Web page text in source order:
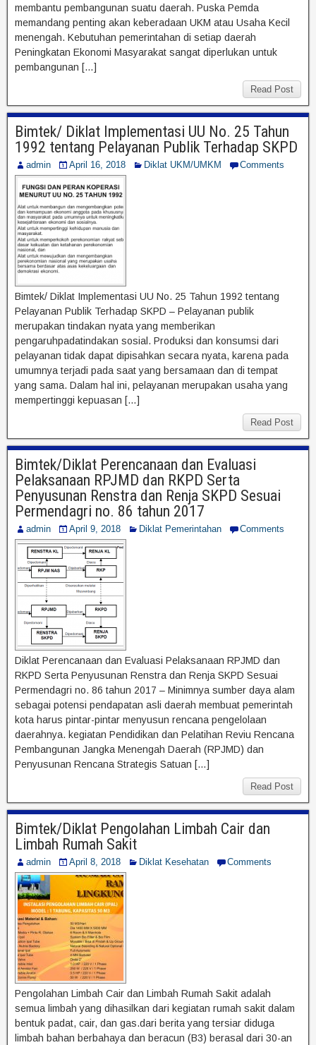
membantu pembangunan suatu daerah. Puska Pemda
memandang penting akan keberadaan UKM atau Usaha Kecil
menengah. Kebutuhan pemerintahan di setiap daerah
Peningkatan Ekonomi Masyarakat sangat diperlukan untuk
pembangunan […]
Read Post
Bimtek/ Diklat Implementasi UU No. 25 Tahun
1992 tentang Pelayanan Publik Terhadap SKPD
admin April 16, 2018 Diklat UKM/UMKM Comments
Bimtek/ Diklat Implementasi UU No. 25 Tahun 1992 tentang
Pelayanan Publik Terhadap SKPD – Pelayanan publik
merupakan tindakan nyata yang memberikan
pengaruhpadatindakan sosial. Produksi dan konsumsi dari
pelayanan tidak dapat dipisahkan secara nyata, karena pada
umumnya terjadi pada saat yang bersamaan dan di tempat
yang sama. Dalam hal ini, pelayanan merupakan usaha yang
mempertinggi kepuasan […]
Read Post
Bimtek/Diklat Perencanaan dan Evaluasi
Pelaksanaan RPJMD dan RKPD Serta
Penyusunan Renstra dan Renja SKPD Sesuai
Permendagri no. 86 tahun 2017
admin April 9, 2018 Diklat Pemerintahan Comments
Diklat Perencanaan dan Evaluasi Pelaksanaan RPJMD dan
RKPD Serta Penyusunan Renstra dan Renja SKPD Sesuai
Permendagri no. 86 tahun 2017 – Minimnya sumber daya alam
sebagai potensi pendapatan asli daerah membuat pemerintah
kota harus pintar-pintar menyusun rencana pengelolaan
daerahnya. kegiatan Pendidikan dan Pelatihan Reviu Rencana
Pembangunan Jangka Menengah Daerah (RPJMD) dan
Penyusunan Rencana Strategis Satuan […]
Read Post
Bimtek/Diklat Pengolahan Limbah Cair dan
Limbah Rumah Sakit
admin April 8, 2018 Diklat Kesehatan Comments
Pengolahan Limbah Cair dan Limbah Rumah Sakit adalah
semua limbah yang dihasilkan dari kegiatan rumah sakit dalam
bentuk padat, cair, dan gas.dari berita yang tersiar diduga
limbah bahan berbahaya dan beracun (B3) berasal dari 30-an